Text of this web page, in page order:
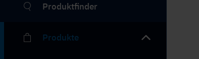
Produktfinder
Produkte